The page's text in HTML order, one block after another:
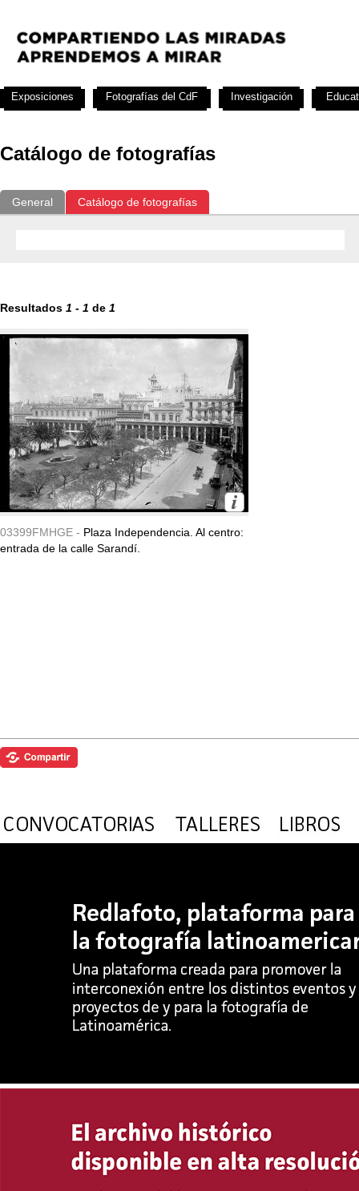
Catálogo de fotografías
General Catálogo de fotografías
Resultados 1 - 1 de 1
03399FMHGE - Plaza Independencia. Al centro:
entrada de la calle Sarandí.
Exposiciones Fotografías del CdF Investigación